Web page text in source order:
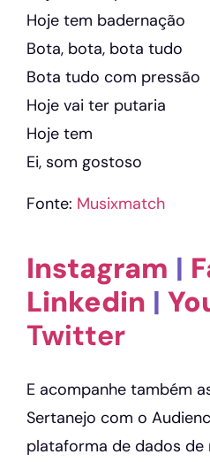
Hoje tem badernação
Bota, bota, bota tudo
Bota tudo com pressão
Hoje vai ter putaria
Hoje tem
Ei, som gostoso
Fonte: Musixmatch
Instagram |
Linkedin |
Twitter
E acompanhe também
Sertanejo com o
plataforma de dados de